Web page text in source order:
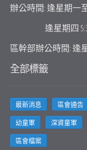
7:00 pm - 10:00 pm
9:00 am - 4:00 pm
辦公時間: 逢星期一至
逢星期四 5:30-
區幹部辦公時間: 逢
全部標籤
最新消息 區會通告
幼童軍
深資童軍
區會檔案